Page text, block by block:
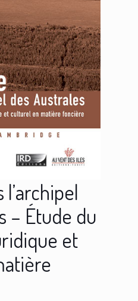
– Étude du
et